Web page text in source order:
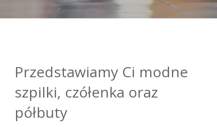
Przedstawiamy Ci modne
szpilki, czółenka oraz
półbuty